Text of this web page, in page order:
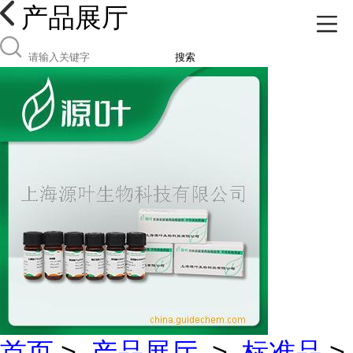
产品展厅
搜索